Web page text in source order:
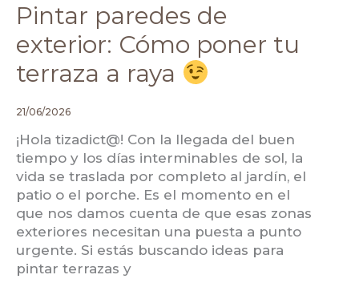
Pintar paredes de
exterior: Cómo poner tu
terraza a raya
21/06/2026
¡Hola tizadict@! Con la llegada del buen
tiempo y los días interminables de sol, la
vida se traslada por completo al jardín, el
patio o el porche. Es el momento en el
que nos damos cuenta de que esas zonas
exteriores necesitan una puesta a punto
urgente. Si estás buscando ideas para
pintar terrazas y